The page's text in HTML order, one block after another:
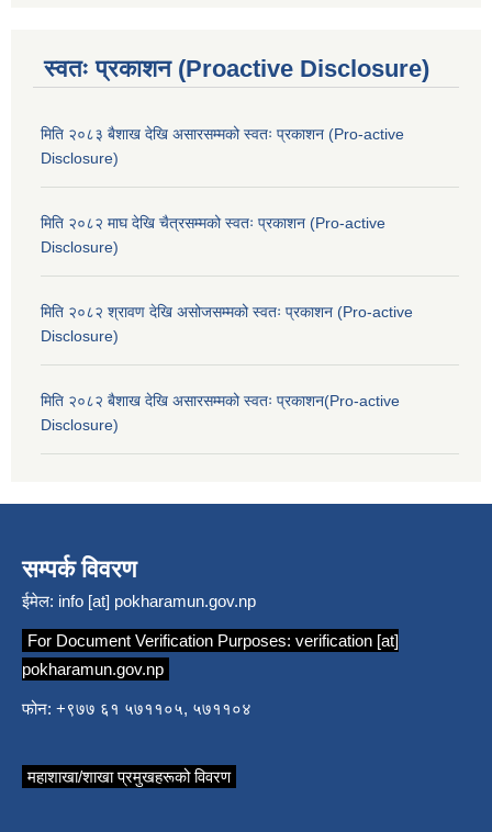
स्वतः प्रकाशन (Proactive Disclosure)
मिति २०८३ बैशाख देखि असारसम्मको स्वतः प्रकाशन (Pro-active
Disclosure)
मिति २०८२ माघ देखि चैत्रसम्मको स्वतः प्रकाशन (Pro-active
Disclosure)
मिति २०८२ श्रावण देखि असोजसम्मको स्वतः प्रकाशन (Pro-active
Disclosure)
मिति २०८२ बैशाख देखि असारसम्मको स्वतः प्रकाशन(Pro-active
Disclosure)
सम्पर्क विवरण
ईमेल: info [at] pokharamun.gov.np
For Document Verification Purposes: verification [at]
pokharamun.gov.np
फोन: +९७७ ६१ ५७११०५, ५७११०४
महाशाखा/शाखा प्रमुखहरूको विवरण